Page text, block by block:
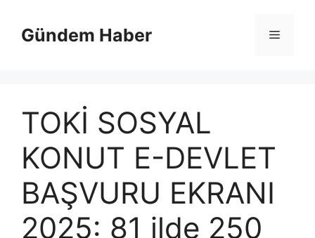
Gündem Haber Menü
TOKİ SOSYAL
KONUT E-DEVLET
BAŞVURU EKRANI
2025: 81 ilde 250